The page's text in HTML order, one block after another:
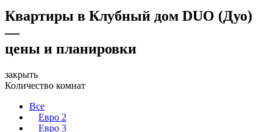
Квартиры в Клубный дом DUO (Дуо)
—
цены и планировки
закрыть
Количество комнат
Все
Евро 2
Евро 3